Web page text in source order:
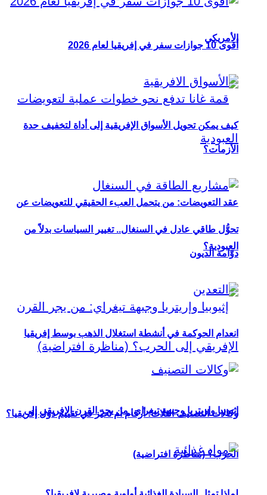
الأمريكي
عقد التعويضات: من يتحمل العبء الحقيقي للتعويضات عن
العبودية؟
إثيوبيا وإريتريا وجبهة تيغراي: من يجر القرن الإفريقي إلى
الحرب؟ (مناظرة افتراضية)
أقوى 10 جوازات سفر في إفريقيا لعام 2026
كيف يمكن تحويل الأسواق الإفريقية إلى أداة لتخفيف حدة
الأزمات؟
تحوُّل طاقي عادل في السنغال.. تغيير السياسات بدلاً من
دوّامة الديون
انعدام الحوكمة في أنشطة استغلال الذهب بوسط إفريقيا
وكالات التصنيف الثلاث: أرقام أم تحيّز في تقييم دول إفريقيا؟